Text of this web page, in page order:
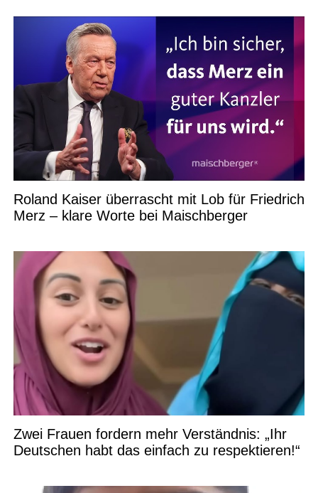
Roland Kaiser überrascht mit Lob für Friedrich
Merz – klare Worte bei Maischberger
Zwei Frauen fordern mehr Verständnis: „Ihr
Deutschen habt das einfach zu respektieren!“